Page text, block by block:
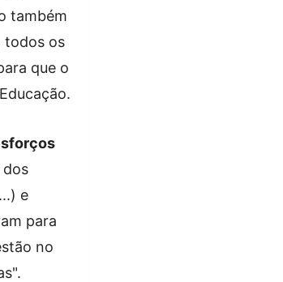
também
todos os
que o
dos
e
para
no